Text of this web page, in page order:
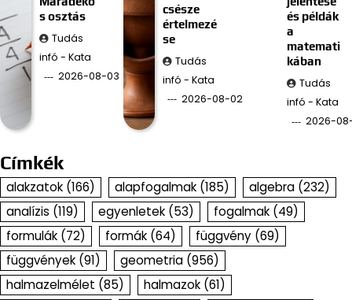
s osztás
Tudás
infó - Kata
2026-08-03
csésze
értelmezé
se
Tudás
infó - Kata
2026-08-02
és példák
a
matemati
kában
Tudás
infó - Kata
2026-
Címkék
alakzatok (166) alapfogalmak (185) algebra (232)
analízis (119) egyenletek (53) fogalmak (49)
formulák (72) formák (64) függvény (69)
függvények (91) geometria (956)
halmazelmélet (85) halmazok (61)